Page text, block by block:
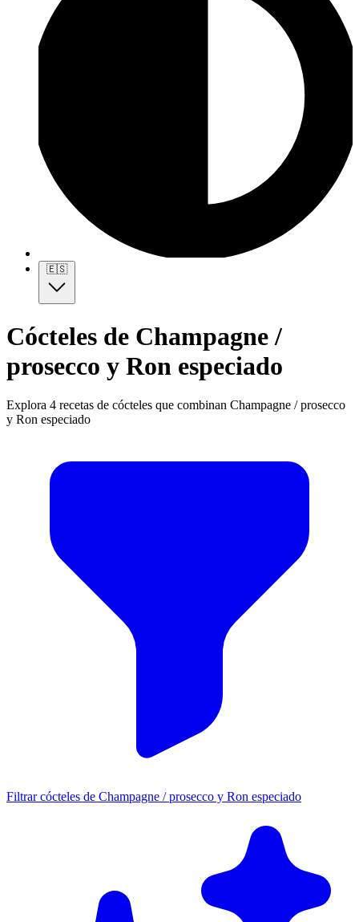
🇪🇸
Cócteles de Champagne /
prosecco y Ron especiado
Explora 4 recetas de cócteles que combinan Champagne / prosecco
y Ron especiado
Filtrar cócteles de Champagne / prosecco y Ron especiado